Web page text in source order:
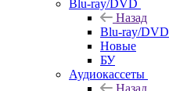
Blu-ray/DVD
Назад
Blu-ray/DVD
Новые
БУ
Аудиокассеты
Назад